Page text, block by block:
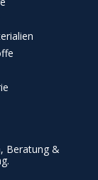
Beratung &